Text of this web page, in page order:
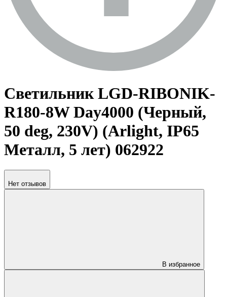
Светильник LGD-RIBONIK-
R180-8W Day4000 (Черный,
50 deg, 230V) (Arlight, IP65
Металл, 5 лет) 062922
Нет отзывов
В избранное